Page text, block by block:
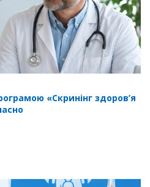
«Скринінг здоров’я